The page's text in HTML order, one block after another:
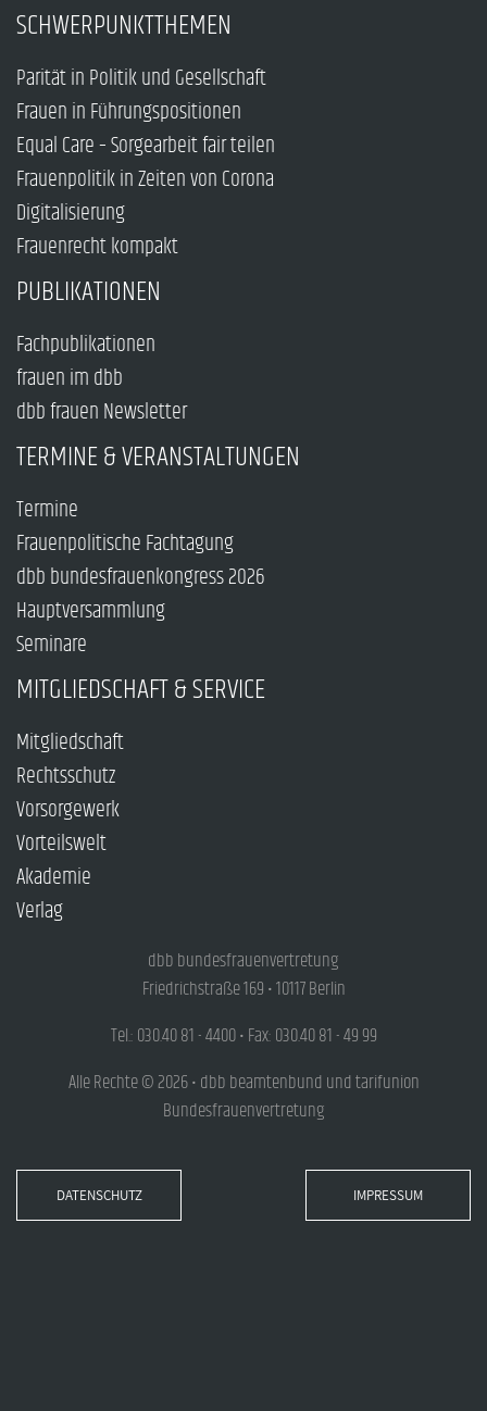
SCHWERPUNKTTHEMEN
Parität in Politik und Gesellschaft
Frauen in Führungspositionen
Equal Care – Sorgearbeit fair teilen
Frauenpolitik in Zeiten von Corona
Digitalisierung
Frauenrecht kompakt
PUBLIKATIONEN
Fachpublikationen
frauen im dbb
dbb frauen Newsletter
TERMINE & VERANSTALTUNGEN
Termine
Frauenpolitische Fachtagung
dbb bundesfrauenkongress 2026
Hauptversammlung
Seminare
MITGLIEDSCHAFT & SERVICE
Mitgliedschaft
Rechtsschutz
Vorsorgewerk
Vorteilswelt
Akademie
Verlag
dbb bundesfrauenvertretung
Friedrichstraße 169 • 10117 Berlin
Tel.: 030.40 81 - 4400 • Fax: 030.40 81 - 49 99
Alle Rechte © 2026 • dbb beamtenbund und tarifunion
Bundesfrauenvertretung
DATENSCHUTZ IMPRESSUM